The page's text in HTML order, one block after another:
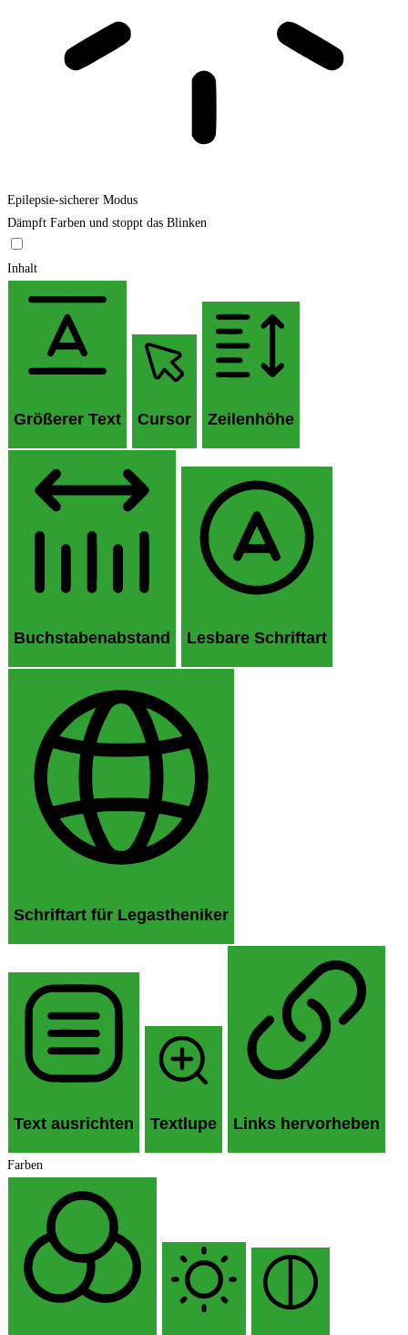
Epilepsie-sicherer Modus
Dämpft Farben und stoppt das Blinken
Inhalt
Größerer Text Cursor Zeilenhöhe
Buchstabenabstand Lesbare Schriftart
Schriftart für Legastheniker
Text ausrichten Textlupe Links hervorheben
Farben